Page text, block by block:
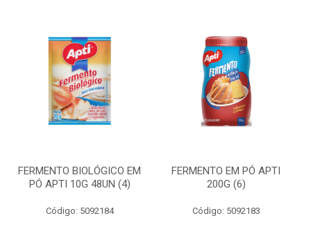
FERMENTO BIOLÓGICO EM
PÓ APTI 10G 48UN (4)
Código: 5092184
FERMENTO EM PÓ APTI
200G (6)
Código: 5092183